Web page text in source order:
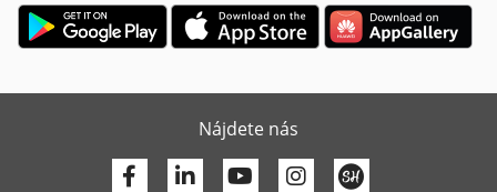
Nájdete nás
Facebook
LinkedinYoutube